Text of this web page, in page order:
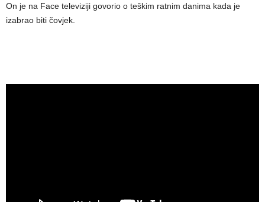
On je na Face televiziji govorio o teškim ratnim danima kada je
izabrao biti čovjek.